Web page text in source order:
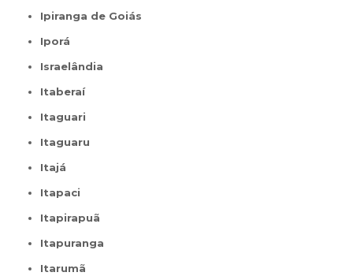
Ipiranga de Goiás
Iporá
Israelândia
Itaberaí
Itaguari
Itaguaru
Itajá
Itapaci
Itapirapuã
Itapuranga
Itarumã